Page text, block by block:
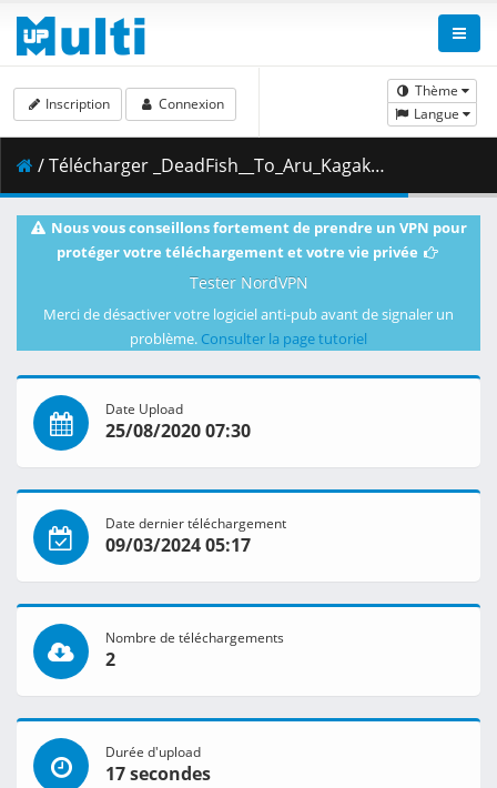
Thème
Langue
Inscription Connexion
/ Télécharger _DeadFish__To_Aru_Kagaku_no_Railgun_T_-_18__720p__AAC_.mp4.002 ( 360.88 MB )
Nous vous conseillons fortement de prendre un VPN pour
protéger votre téléchargement et votre vie privée
Tester NordVPN
Merci de désactiver votre logiciel anti-pub avant de signaler un
problème. Consulter la page tutoriel
Date Upload
25/08/2020 07:30
Date dernier téléchargement
09/03/2024 05:17
Nombre de téléchargements
2
Durée d'upload
17 secondes